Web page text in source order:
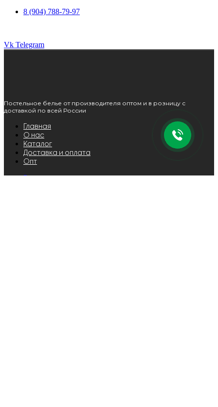
8 (904) 788-79-97
Vk Telegram
Постельное белье от производителя оптом и в розницу с
доставкой по всей России
Главная
О нас
Каталог
Доставка и оплата
Опт